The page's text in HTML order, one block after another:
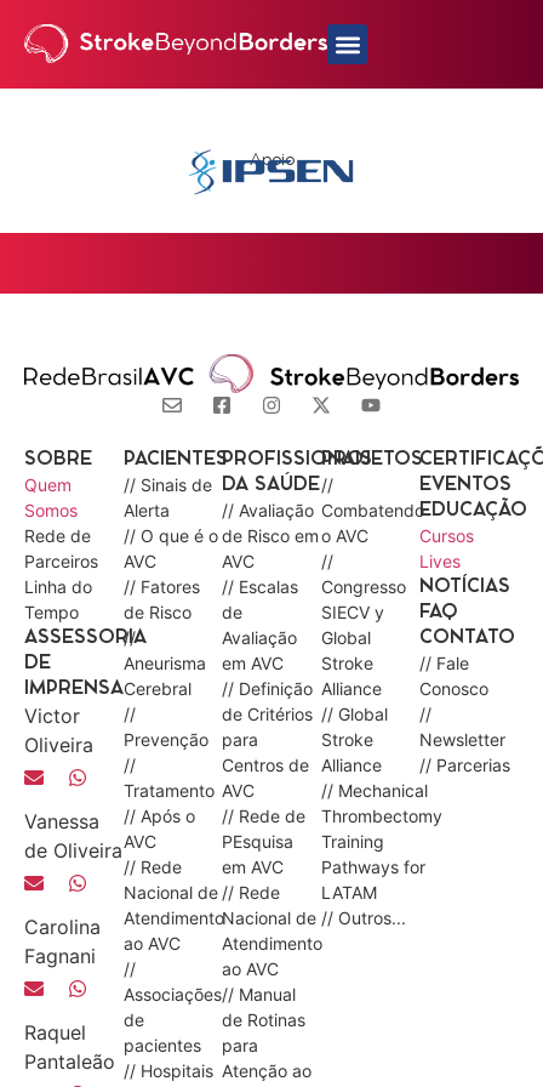
Apoio
SOBRE
Quem
Somos
Rede de
Parceiros
Linha do
Tempo
ASSESSORIA
DE
IMPRENSA
Victor
Oliveira
Vanessa
de Oliveira
Carolina
Fagnani
Raquel
Pantaleão
PACIENTES
// Sinais de
Alerta
// O que é o
AVC
// Fatores
de Risco
//
Aneurisma
Cerebral
//
Prevenção
//
Tratamento
// Após o
AVC
// Rede
Nacional de
Atendimento
ao AVC
//
Associações
de
pacientes
// Hospitais
PROFISSIONAIS
DA SAÚDE
// Avaliação
de Risco em
AVC
// Escalas
de
Avaliação
em AVC
// Definição
de Critérios
para
Centros de
AVC
// Rede de
PEsquisa
em AVC
// Rede
Nacional de
Atendimento
ao AVC
// Manual
de Rotinas
para
Atenção ao
PROJETOS
//
Combatendo
o AVC
//
Congresso
SIECV y
Global
Stroke
Alliance
// Global
Stroke
Alliance
// Mechanical
Thrombectomy
Training
Pathways for
LATAM
// Outros...
EVENTOS
EDUCAÇÃO
Cursos
Lives
NOTÍCIAS
FAQ
CONTATO
// Fale
Conosco
//
Newsletter
// Parcerias